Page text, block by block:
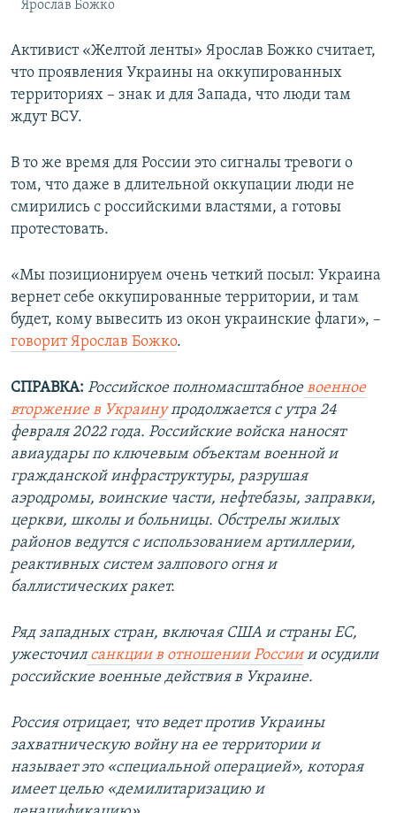
Ярослав Божко
Активист «Желтой ленты» Ярослав Божко считает,
что проявления Украины на оккупированных
территориях – знак и для Запада, что люди там
ждут ВСУ.
В то же время для России это сигналы тревоги о
том, что даже в длительной оккупации люди не
смирились с российскими властями, а готовы
протестовать.
«Мы позиционируем очень четкий посыл: Украина
вернет себе оккупированные территории, и там
будет, кому вывесить из окон украинские флаги», –
говорит Ярослав Божко.
СПРАВКА: Российское полномасштабноевоенное
вторжение в Украинупродолжается с утра 24
февраля 2022 года. Российские войска наносят
авиаудары по ключевым объектам военной и
гражданской инфраструктуры, разрушая
аэродромы, воинские части, нефтебазы, заправки,
церкви, школы и больницы. Обстрелы жилых
районов ведутся с использованием артиллерии,
реактивных систем залпового огня и
баллистических ракет.
Ряд западных стран, включая США и страны ЕС,
ужесточилсанкции в отношении Россиии осудили
российские военные действия в Украине.
Россия отрицает, что ведет против Украины
захватническую войну на ее территории и
называет это «специальной операцией», которая
имеет целью «демилитаризацию и